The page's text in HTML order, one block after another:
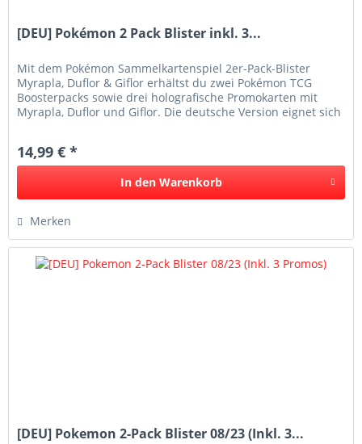
[DEU] Pokémon 2 Pack Blister inkl. 3...
Mit dem Pokémon Sammelkartenspiel 2er-Pack-Blister
Myrapla, Duflor & Giflor erhältst du zwei Pokémon TCG
Boosterpacks sowie drei holografische Promokarten mit
Myrapla, Duflor und Giflor. Die deutsche Version eignet sich
14,99 € *
In den Warenkorb
Merken
[DEU] Pokemon 2-Pack Blister 08/23 (Inkl. 3...